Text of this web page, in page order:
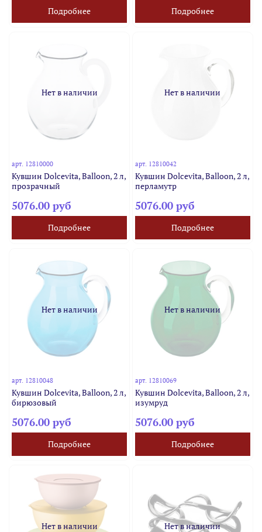
Подробнее Подробнее
Нет в наличии
арт. 12810000
Кувшин Dolcevita, Balloon, 2 л,
прозрачный
5076.00 руб
Подробнее
Нет в наличии
арт. 12810042
Кувшин Dolcevita, Balloon, 2 л,
перламутр
5076.00 руб
Подробнее
Нет в наличии
арт. 12810048
Кувшин Dolcevita, Balloon, 2 л,
бирюзовый
5076.00 руб
Подробнее
Нет в наличии
арт. 12810069
Кувшин Dolcevita, Balloon, 2 л,
изумруд
5076.00 руб
Подробнее
Нет в наличии Нет в наличии